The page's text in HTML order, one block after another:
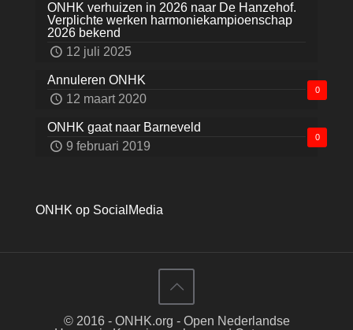
ONHK verhuizen in 2026 naar De Hanzehof.
Verplichte werken harmoniekampioenschap
2026 bekend
12 juli 2025
0
Annuleren ONHK
12 maart 2020
0
ONHK gaat naar Barneveld
9 februari 2019
ONHK op SocialMedia
© 2016 - ONHK.org - Open Nederlandse